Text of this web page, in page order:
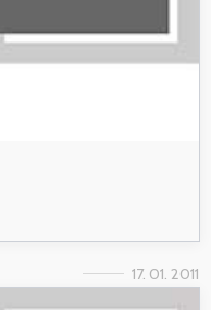
17. 01. 2011